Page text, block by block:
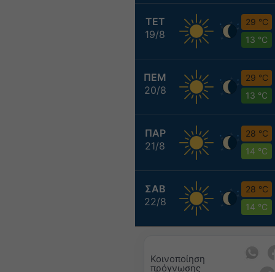
ΤΕΤ
19/8
29 °C
13 °C
ΠΕΜ
20/8
29 °C
13 °C
ΠΑΡ
21/8
28 °C
14 °C
ΣΑΒ
22/8
28 °C
14 °C
Κοινοποίηση
πρόγνωσης